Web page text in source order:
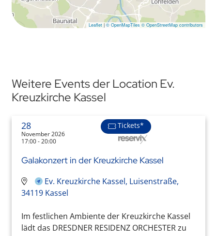
Leaflet | © OpenMapTiles © OpenStreetMap contributors
Weitere Events der Location Ev.
Kreuzkirche Kassel
28
November 2026
17:00 - 20:00
Tickets*
Galakonzert in der Kreuzkirche Kassel
Ev. Kreuzkirche Kassel, Luisenstraße,
34119 Kassel
Im festlichen Ambiente der Kreuzkirche Kassel
lädt das DRESDNER RESIDENZ ORCHESTER zu